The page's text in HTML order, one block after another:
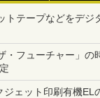
トテープなどをデジ
・フューチャー」の
ジェット印刷有機EL